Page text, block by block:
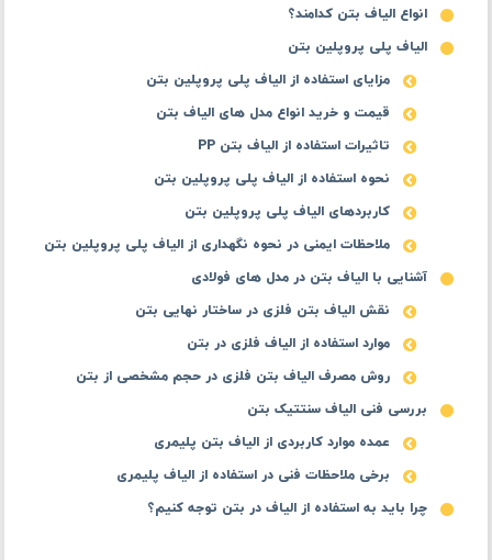
انواع الیاف بتن کدامند؟
الیاف پلی پروپلین بتن
مزایای استفاده از الیاف پلی پروپلین بتن
قیمت و خرید انواع مدل های الیاف بتن
تاثیرات استفاده از الیاف بتن PP
نحوه استفاده از الیاف پلی پروپلین بتن
کاربردهای الیاف پلی پروپلین بتن
ملاحظات ایمنی در نحوه نگهداری از الیاف پلی پروپلین بتن
آشنایی با الیاف بتن در مدل های فولادی
نقش الیاف بتن فلزی در ساختار نهایی بتن
موارد استفاده از الیاف فلزی در بتن
روش مصرف الیاف بتن فلزی در حجم مشخصی از بتن
بررسی فنی الیاف سنتتیک بتن
عمده موارد کاربردی از الیاف بتن پلیمری
برخی ملاحظات فنی در استفاده از الیاف پلیمری
چرا باید به استفاده از الیاف در بتن توجه کنیم؟